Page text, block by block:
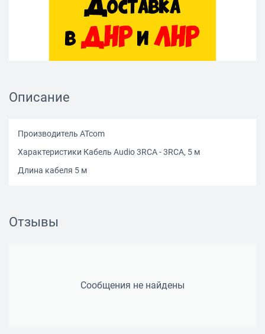
Описание
Производитель ATcom
Характеристики Кабель Audio 3RCA - 3RCA, 5 м
Длина кабеля 5 м
Отзывы
Сообщения не найдены